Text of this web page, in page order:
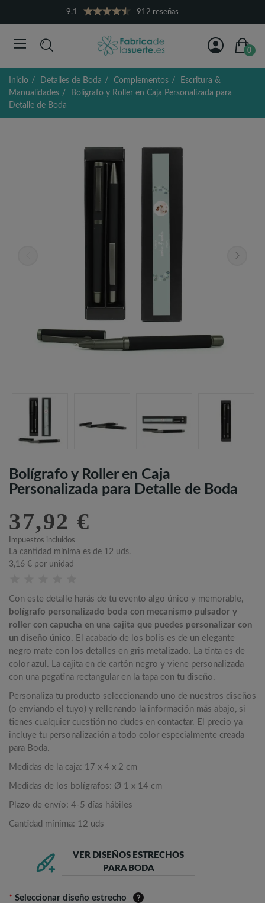
9.1 912 reseñas
0
Inicio Detalles de Boda Complementos
Escritura &
Manualidades
Bolígrafo y Roller en Caja Personalizada para
Detalle de Boda
Bolígrafo y Roller en Caja
Personalizada para Detalle de Boda
37,92 €
Impuestos incluidos
La cantidad mínima es de 12 uds.
3,16 € por unidad
Con este detalle harás de tu evento algo único y memorable,
bolígrafo personalizado boda con mecanismo pulsador y
roller con capucha en una cajita que puedes personalizar con
un diseño único. El acabado de los bolis es de un elegante
negro mate con los detalles en gris metalizado. La tinta es de
color azul. La cajita en de cartón negro y viene personalizada
con una pegatina rectangular en la tapa con tu diseño.
Personaliza tu producto seleccionando uno de nuestros diseños
(o enviando el tuyo) y rellenando la información más abajo, si
tienes cualquier cuestión no dudes en contactar. El precio ya
incluye tu personalización a todo color especialmente creada
para Boda.
Medidas de la caja: 17 x 4 x 2 cm
Medidas de los bolígrafos: Ø 1 x 14 cm
Plazo de envío: 4-5 días hábiles
Cantidad mínima: 12 uds
VER DISEÑOS ESTRECHOS
PARA BODA
* Seleccionar diseño estrecho